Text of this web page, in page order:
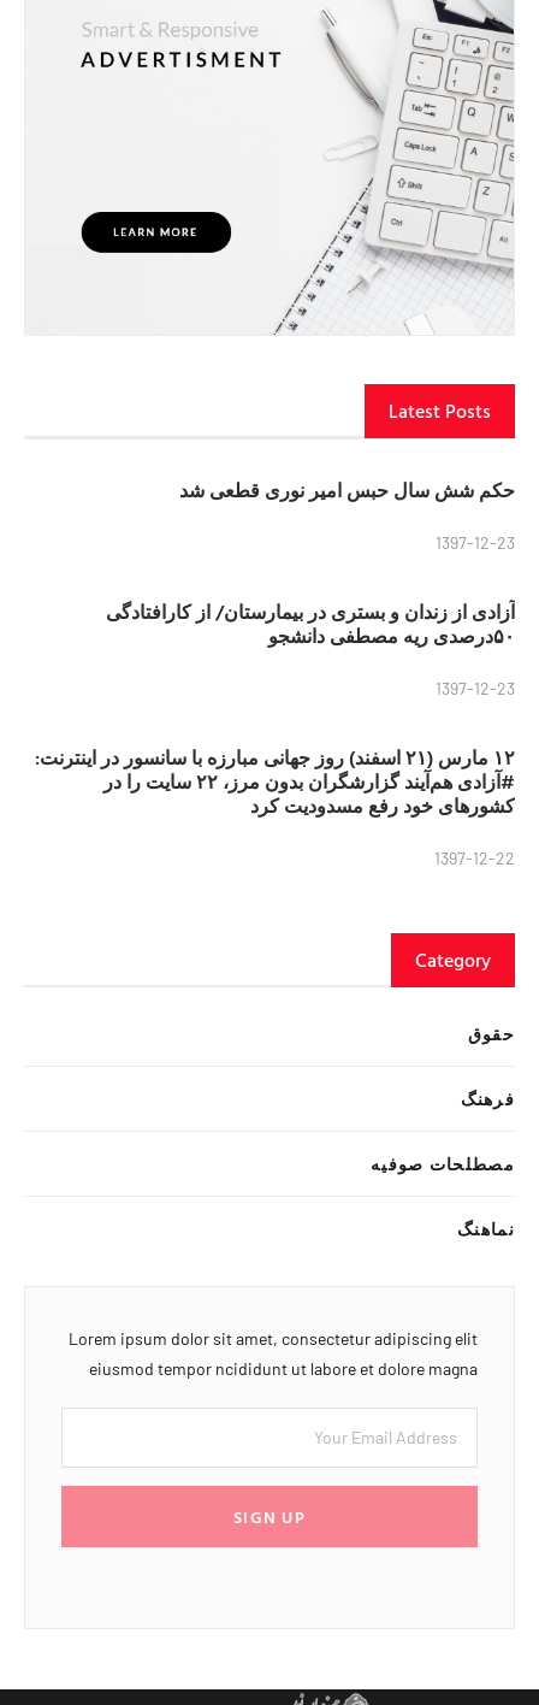
Latest Posts
حکم شش سال حبس امیر نوری قطعی شد
1397-12-23
آزادی از زندان و بستری در بیمارستان/ از کارافتادگی
۵۰درصدی ریه مصطفی دانشجو
1397-12-23
۱۲ مارس (۲۱ اسفند) روز جهانی مبارزه با سانسور در اینترنت:
#آزادی هم‌آیند گزارشگران‌ بدون مرز، ۲۲ سایت را در
کشورهای خود رفع مسدودیت کرد
1397-12-22
Category
حقوق
فرهنگ
مصطلحات صوفیه
نماهنگ
Lorem ipsum dolor sit amet, consectetur adipiscing elit
eiusmod tempor ncididunt ut labore et dolore magna
SIGN UP